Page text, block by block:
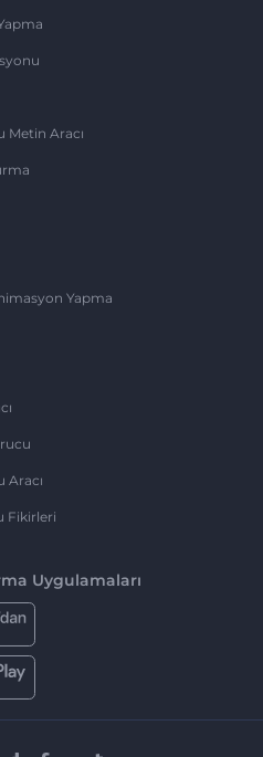
Metin Aracı
Yapma
Aracı
Fikirleri
Uygulamaları